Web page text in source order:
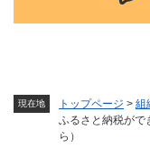
現在地 トップページ > 組
ふるさと納税がで
ら）